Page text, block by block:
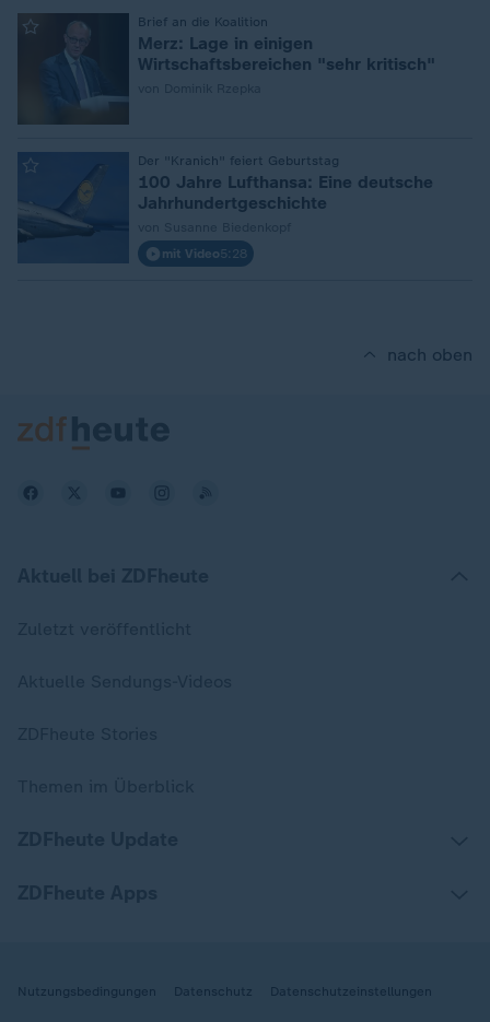
Brief an die Koalition
Merz: Lage in einigen
Wirtschaftsbereichen "sehr kritisch"
Der "Kranich" feiert Geburtstag
100 Jahre Lufthansa: Eine deutsche
Jahrhundertgeschichte
mit Video5:28
nach oben
Nutzungsbedingungen Datenschutz Datenschutzeinstellungen